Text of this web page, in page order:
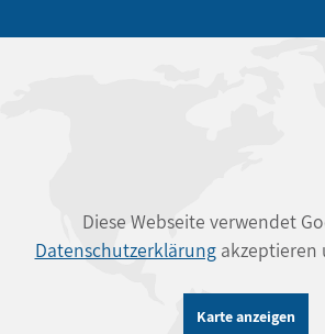
Diese Webseite verwendet
Datenschutzerklärungakzeptieren
Karte anzeigen